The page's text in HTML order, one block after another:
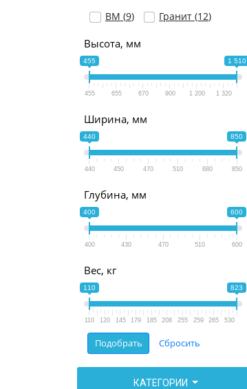
ВМ (9) Гранит (12)
Высота, мм
455 1 510
455 655 670 900 1 200 1 320
Ширина, мм
440 850
440 450 470 510 680 850
Глубина, мм
400 600
400 430 470 510 600
Вес, кг
110 823
110 120 145 179 185 208 255 259 265 530
КАТЕГОРИИ